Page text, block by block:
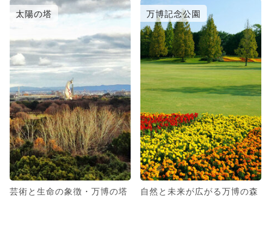
太陽の塔
芸術と生命の象徴・万博の塔
万博記念公園
自然と未来が広がる万博の森